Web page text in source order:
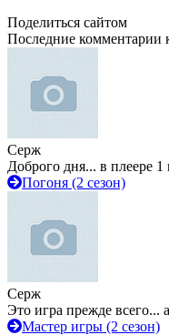
Поделиться сайтом
Последние комментарии
Серж
Доброго дня... в плеере 1
Погоня (2 сезон)
Серж
Это игра прежде всего...
Мастер игры (2 сезон)